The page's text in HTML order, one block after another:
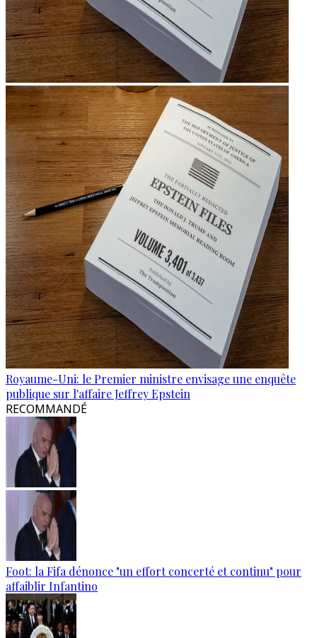
Royaume-Uni: le Premier ministre envisage une enquête
publique sur l'affaire Jeffrey Epstein
RECOMMANDÉ
Foot: la Fifa dénonce "un effort concerté et continu" pour
affaiblir Infantino